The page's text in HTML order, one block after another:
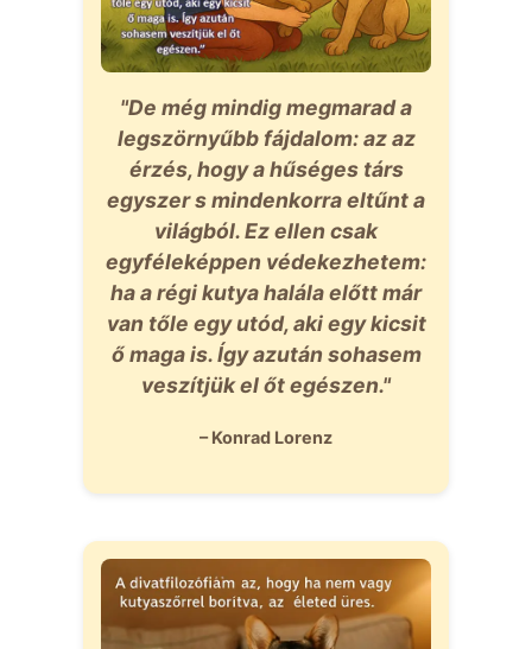
"De még mindig megmarad a
legszörnyűbb fájdalom: az az
érzés, hogy a hűséges társ
egyszer s mindenkorra eltűnt a
világból. Ez ellen csak
egyféleképpen védekezhetem:
ha a régi kutya halála előtt már
van tőle egy utód, aki egy kicsit
ő maga is. Így azután sohasem
veszítjük el őt egészen."
– Konrad Lorenz